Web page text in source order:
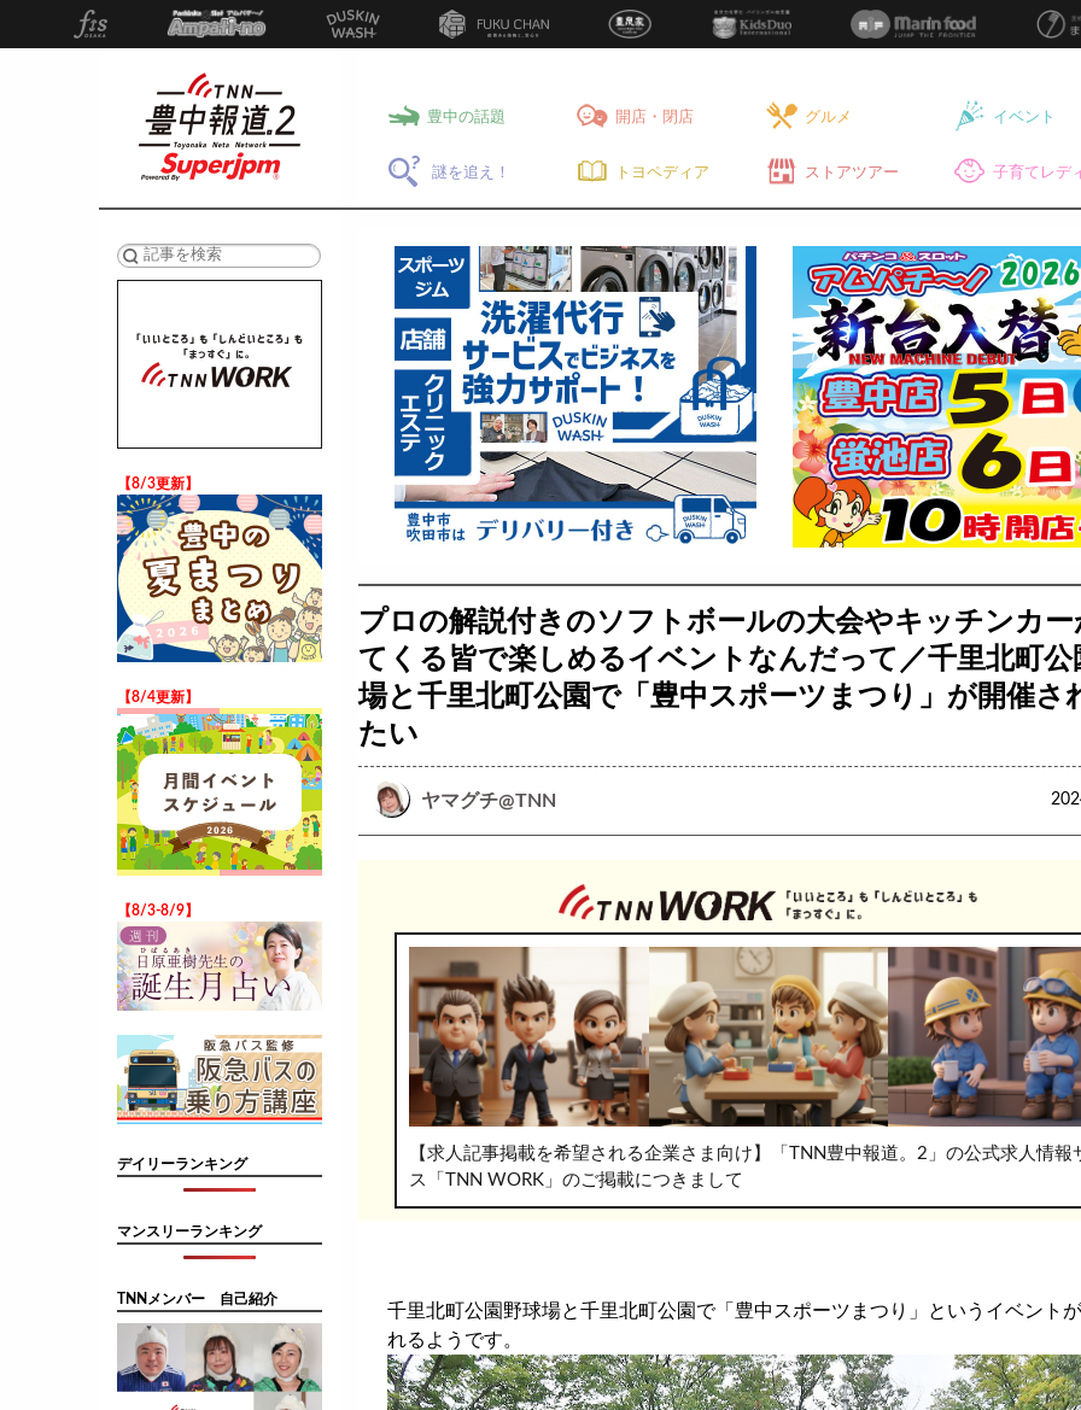
豊中の話題 開店・閉店 グルメ イベント
謎を追え！ トヨペディア ストアツアー 子育てレデ
プロの解説付きのソフトボールの大会やキッチンカ
てくる皆で楽しめるイベントなんだって／千里北町公
場と千里北町公園で「豊中スポーツまつり」が開催さ
たい
ヤマグチ@TNN
【求人記事掲載を希望される企業さま向け】「TNN豊中報道。2」の公式求人情報
ス「TNN WORK」のご掲載につきまして
千里北町公園野球場と千里北町公園で「豊中スポーツまつり」というイベント
れるようです。
【8/3更新】
【8/4更新】
【8/3-8/9】
デイリーランキング
マンスリーランキング
TNNメンバー 自己紹介